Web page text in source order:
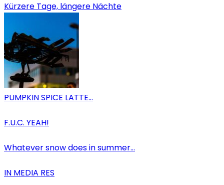
Kürzere Tage, längere Nächte
PUMPKIN SPICE LATTE…
F.U.C. YEAH!
Whatever snow does in summer…
IN MEDIA RES